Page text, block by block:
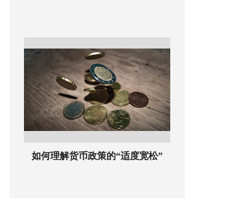
如何理解货币政策的“适度宽松”